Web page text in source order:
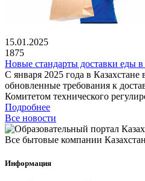
15.01.2025
1875
Новые стандарты доставки еды в
С января 2025 года в Казахстане
обновленные требования к
Комитетом технического
Подробнее
Все новости
Все бытовые компании
Информация